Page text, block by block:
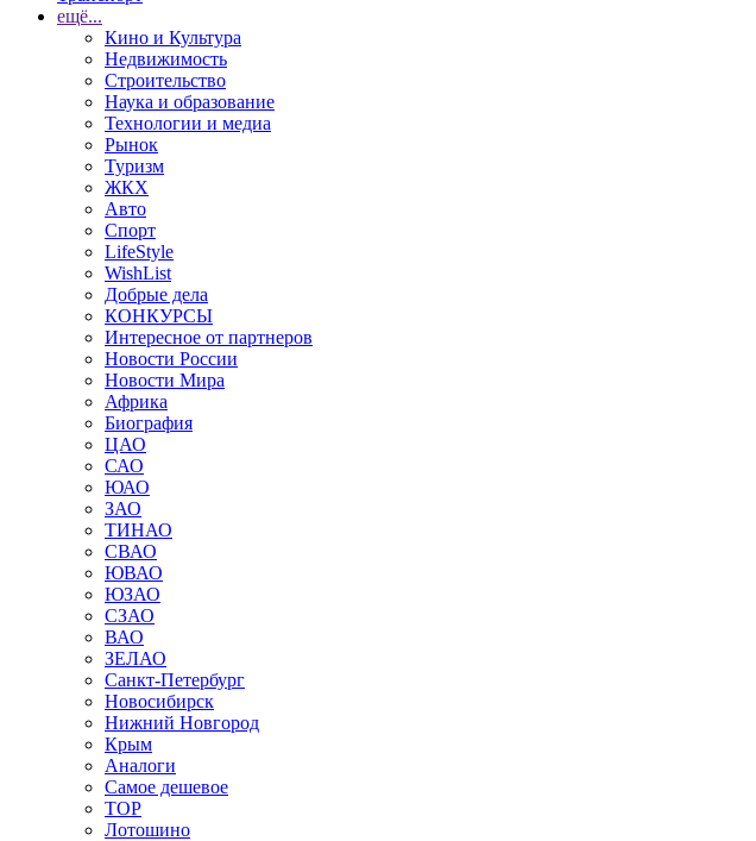
ещё...
Кино и Культура
Недвижимость
Строительство
Наука и образование
Технологии и медиа
Рынок
Туризм
ЖКХ
Авто
Спорт
LifeStyle
WishList
Добрые дела
КОНКУРСЫ
Интересное от партнеров
Новости России
Новости Мира
Африка
Биография
ЦАО
САО
ЮАО
ЗАО
ТИНАО
СВАО
ЮВАО
ЮЗАО
СЗАО
ВАО
ЗЕЛАО
Санкт-Петербург
Новосибирск
Нижний Новгород
Крым
Аналоги
Самое дешевое
TOP
Лотошино